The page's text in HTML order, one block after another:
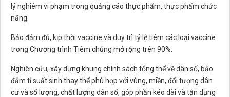
lý nghiêm vi phạm trong quảng cáo thực phẩm, thực phẩm chức
năng.
Bảo đảm đủ, kịp thời vaccine và duy trì tỷ lệ tiêm các loại vaccine
trong Chương trình Tiêm chủng mở rộng trên 90%.
Nghiên cứu, xây dựng khung chính sách tổng thể về dân số, bảo
đảm tỉ suất sinh thay thế phù hợp với vùng, miền, đối tượng dân
cư và số lượng, chất lượng dân số, góp phần kéo dài và tận dụng